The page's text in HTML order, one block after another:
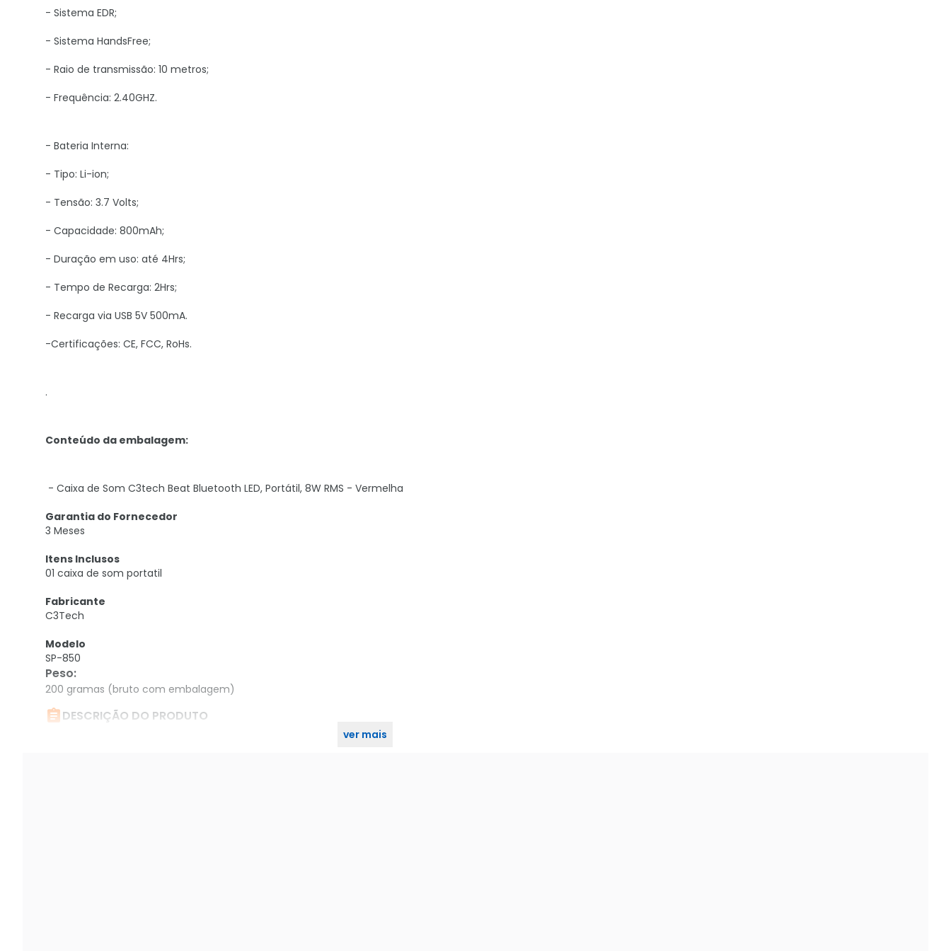
- Sistema EDR;
- Sistema HandsFree;
- Raio de transmissão: 10 metros;
- Frequência: 2.40GHZ.
- Bateria Interna:
- Tipo: Li-ion;
- Tensão: 3.7 Volts;
- Capacidade: 800mAh;
- Duração em uso: até 4Hrs;
- Tempo de Recarga: 2Hrs;
- Recarga via USB 5V 500mA.
-Certificações: CE, FCC, RoHs.
.
Conteúdo da embalagem:
- Caixa de Som C3tech Beat Bluetooth LED, Portátil, 8W RMS - Vermelha
Garantia do Fornecedor
3 Meses
Itens Inclusos
01 caixa de som portatil
Fabricante
C3Tech
Modelo
SP-850
Peso:
200 gramas (bruto com embalagem)
DESCRIÇÃO DO PRODUTO
ver mais